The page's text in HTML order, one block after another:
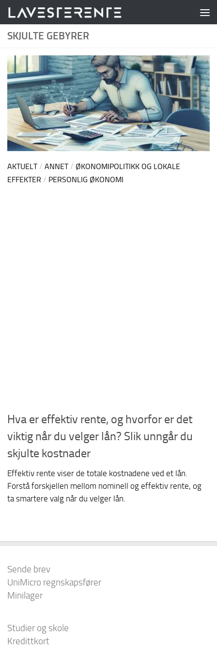
Skip to content
SKJULTE GEBYRER
AKTUELT/ ANNET/ ØKONOMIPOLITIKK OG LOKALE
EFFEKTER / PERSONLIG ØKONOMI
Hva er effektiv rente, og hvorfor er det
viktig når du velger lån? Slik unngår du
skjulte kostnader
Effektiv rente viser de totale kostnadene ved et lån.
Forstå forskjellen mellom nominell og effektiv rente, og
ta smartere valg når du velger lån.
Sende brev
UniMicro regnskapsfører
Minilager
Studier og skole
Kredittkort